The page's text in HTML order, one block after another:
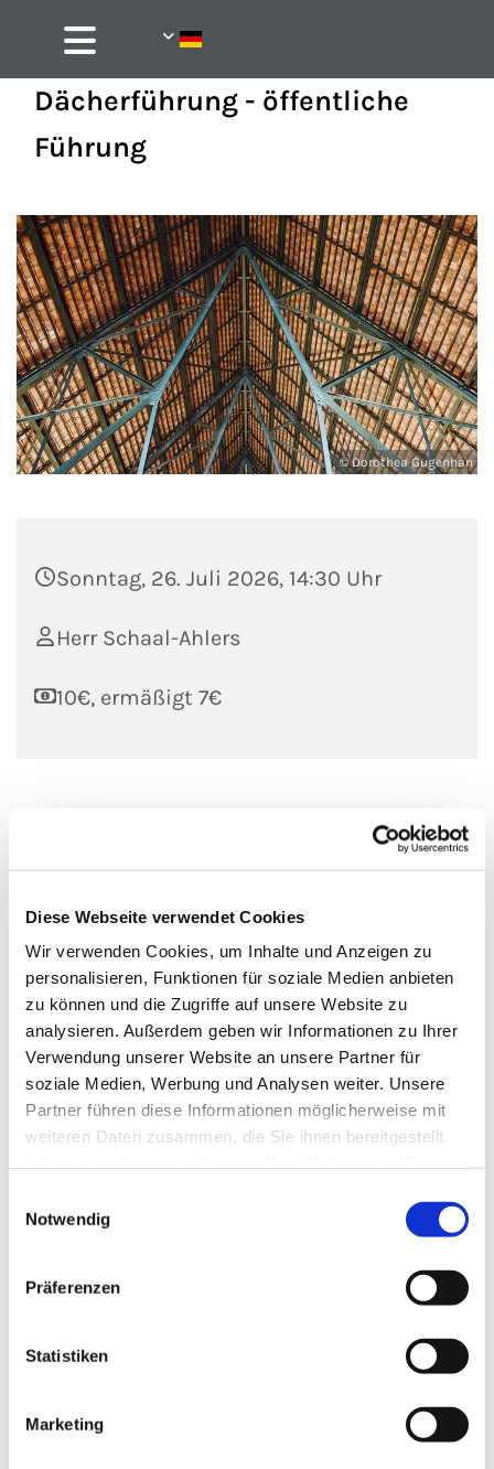
Diese Webseite verwendet Cookies
Wir verwenden Cookies, um Inhalte und Anzeigen zu
personalisieren, Funktionen für soziale Medien anbieten
zu können und die Zugriffe auf unsere Website zu
analysieren. Außerdem geben wir Informationen zu Ihrer
Verwendung unserer Website an unsere Partner für
soziale Medien, Werbung und Analysen weiter. Unsere
Partner führen diese Informationen möglicherweise mit
weiteren Daten zusammen, die Sie ihnen bereitgestellt
Notwendig
Präferenzen
Statistiken
Marketing
Dächerführung - öffentliche
Führung
© Dorothea Gugenhan
Sonntag, 26. Juli 2026, 14:30 Uhr
Herr Schaal-Ahlers
10€, ermäßigt 7€
eine Führung in die Dächer des Ulmer Münsters eröffnet. Zu
sehen sind der Dachstühle aus Stahl, historische Werkstätten
Modellen von Steinmetzarbeiten und mittelalterlichen
jüdischen Grabsteinen. Oben angekommen, eröffnet sich den
Besuchenden ein großartiger Rundblick auf die Stadt Ulm
und Umgebung. Bei gutem Wetter sind sogar die Alpen zu
sehen.
Treffpunkt am Lego Münster
Dauer ca. 90 Minuten
96750-23